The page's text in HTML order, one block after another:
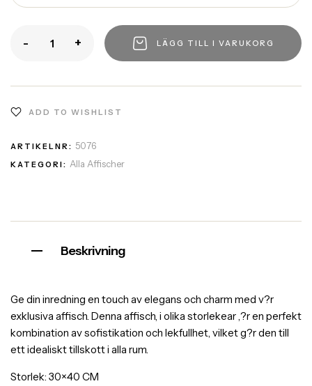
- + LÄGG TILL I VARUKORG
ADD TO WISHLIST
ARTIKELNR: 5076
KATEGORI: Alla Affischer
Beskrivning
Ge din inredning en touch av elegans och charm med v?r
exklusiva affisch. Denna affisch, i olika storlekear ,?r en perfekt
kombination av sofistikation och lekfullhet, vilket g?r den till
ett idealiskt tillskott i alla rum.
Storlek: 30×40 CM